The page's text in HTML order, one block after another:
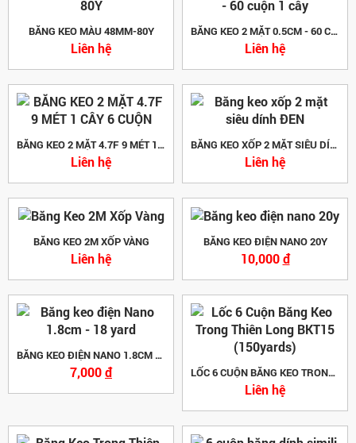
BĂNG KEO MÀU 48MM-80Y
Liên hệ
BĂNG KEO 2 MẶT 0.5CM - 60 CUỘN 1 CÂY
Liên hệ
BĂNG KEO 2 MẶT 4.7F 9 MÉT 1 CÂY 6 CUỘN
Liên hệ
BĂNG KEO XỐP 2 MẶT SIÊU DÍNH ĐEN
Liên hệ
BĂNG KEO 2M XỐP VÀNG
Liên hệ
BĂNG KEO ĐIỆN NANO 20Y
10,000đ
BĂNG KEO ĐIỆN NANO 1.8CM - 18 YARD
7,000đ LỐC 6 CUỘN BĂNG KEO TRONG THIÊN LONG BKT15 (150YARDS)
Liên hệ